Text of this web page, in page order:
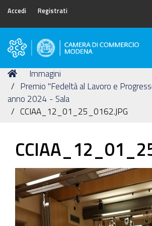
Accedi Registrati
Camera
Commercio
di
Modena
Tu
sei
qui:
Home
Immagini
Premio "Fedeltà al Lavoro e
anno 2024 - Sala
CCIAA_12_01_25_0162.JPG